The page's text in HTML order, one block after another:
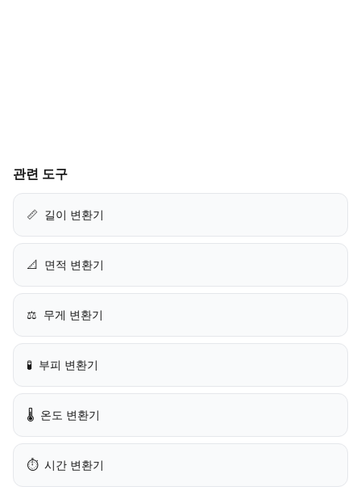
관련 도구
📏 길이 변환기
📐 면적 변환기
⚖️ 무게 변환기
🧪 부피 변환기
🌡️ 온도 변환기
⏱️ 시간 변환기